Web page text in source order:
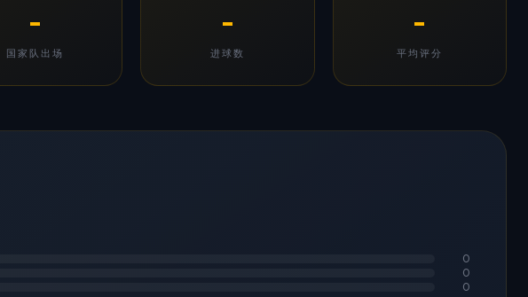
-
国家队出场
-
进球数
-
平均评分
0
0
0